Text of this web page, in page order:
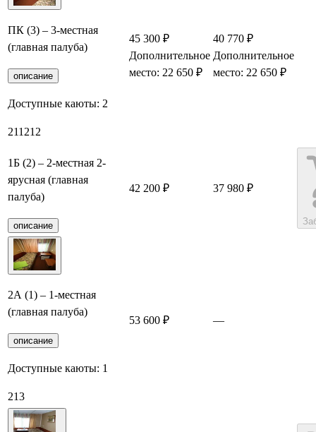
ПК (3) – 3-местная
(главная палуба)
описание
Доступные каюты: 2
211 212
45 300 ₽
Дополнительное
место: 22 650 ₽
40 770 ₽
Дополнительное
место: 22 650 ₽
1Б (2) – 2-местная 2-
ярусная (главная
палуба)
описание
42 200 ₽ 37 980 ₽
2А (1) – 1-местная
(главная палуба)
описание
Доступные каюты: 1
213
53 600 ₽ —